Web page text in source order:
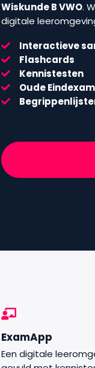
Wiskunde B VWO.
digitale
Interactieve
Flashcards
Kennistesten
Oude
ExamApp
Een digitale